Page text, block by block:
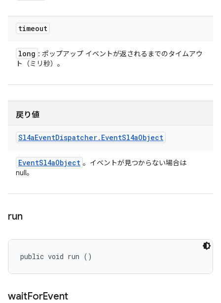
timeout
long : ポップアップ イベントが返されるまでのタイムアウ
ト（ミリ秒）。
戻り値
Sl4aEventDispatcher. EventSl4aObject
EventSl4aObject 。イベントが見つからない場合は
null。
run
public void run ()
waitForEvent